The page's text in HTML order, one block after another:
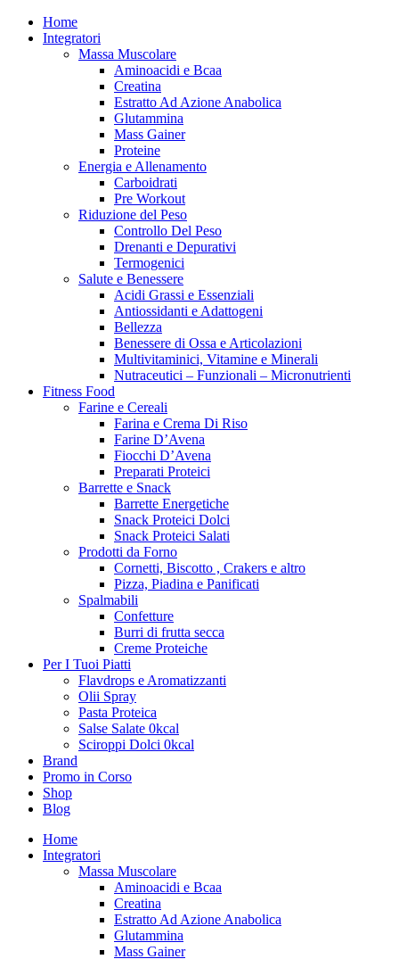
Home
Integratori
Massa Muscolare
Aminoacidi e Bcaa
Creatina
Estratto Ad Azione Anabolica
Glutammina
Mass Gainer
Proteine
Energia e Allenamento
Carboidrati
Pre Workout
Riduzione del Peso
Controllo Del Peso
Drenanti e Depurativi
Termogenici
Salute e Benessere
Acidi Grassi e Essenziali
Antiossidanti e Adattogeni
Bellezza
Benessere di Ossa e Articolazioni
Multivitaminici, Vitamine e Minerali
Nutraceutici – Funzionali – Micronutrienti
Fitness Food
Farine e Cereali
Farina e Crema Di Riso
Farine D’Avena
Fiocchi D’Avena
Preparati Proteici
Barrette e Snack
Barrette Energetiche
Snack Proteici Dolci
Snack Proteici Salati
Prodotti da Forno
Cornetti, Biscotto , Crakers e altro
Pizza, Piadina e Panificati
Spalmabili
Confetture
Burri di frutta secca
Creme Proteiche
Per I Tuoi Piatti
Flavdrops e Aromatizzanti
Olii Spray
Pasta Proteica
Salse Salate 0kcal
Sciroppi Dolci 0kcal
Brand
Promo in Corso
Shop
Blog
Home
Integratori
Massa Muscolare
Aminoacidi e Bcaa
Creatina
Estratto Ad Azione Anabolica
Glutammina
Mass Gainer